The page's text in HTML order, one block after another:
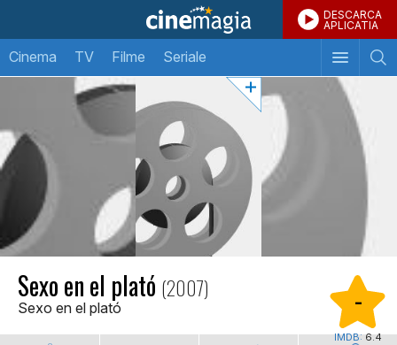
DESCARCA
APLICATIA
Cinema TV Filme Seriale
Sexo en el plató (2007)
Sexo en el plató -
IMDB:6.4